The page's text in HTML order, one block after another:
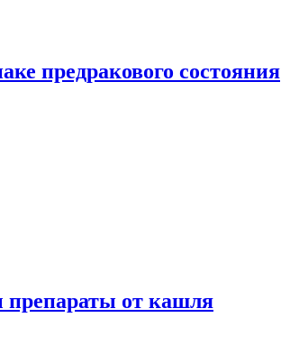
предракового состояния
препараты от кашля